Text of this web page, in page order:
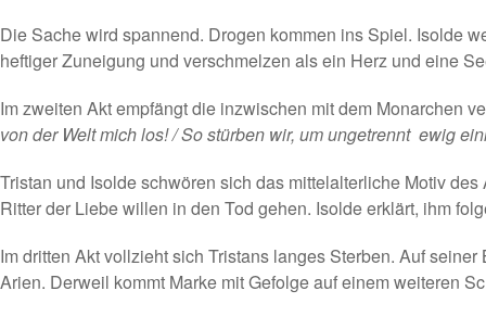
Die Sache wird spannend. Drogen kommen ins Spiel. Isolde
heftiger Zuneigung und verschmelzen als ein Herz und eine
Im zweiten Akt empfängt die inzwischen mit dem Monarchen
von der Welt mich los! / So stürben wir, um ungetrennt  ewig
Tristan und Isolde schwören sich das mittelalterliche Motiv
Ritter der Liebe willen in den Tod gehen. Isolde erklärt, ihm
Im dritten Akt vollzieht sich Tristans langes Sterben. Auf
Arien. Derweil kommt Marke mit Gefolge auf einem weiteren